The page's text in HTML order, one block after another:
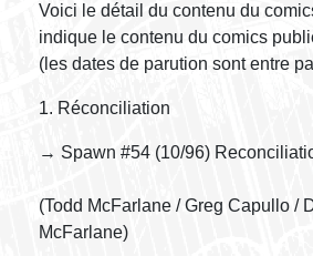
Voici le détail du contenu du
indique le contenu du comics
(les dates de parution sont entre
1. Réconciliation
→ Spawn #54 (10/96)
(Todd McFarlane / Greg Capullo /
McFarlane)